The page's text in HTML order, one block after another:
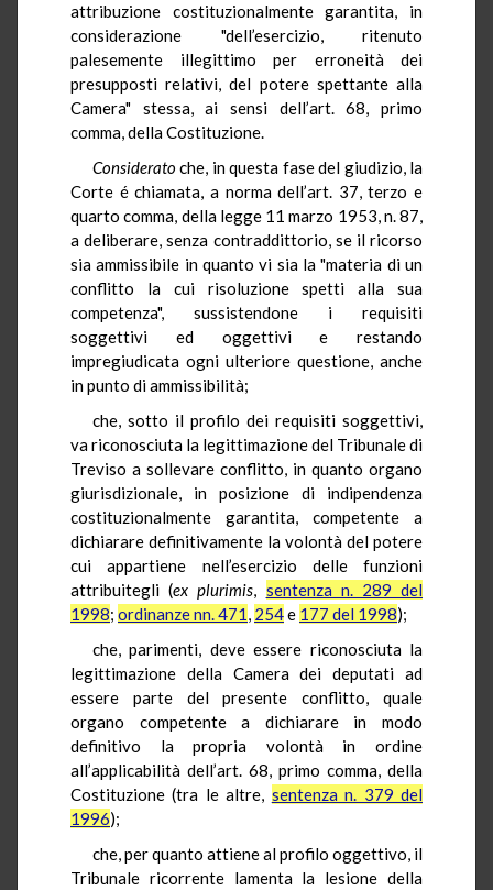
attribuzione costituzionalmente garantita, in
considerazione "dell’esercizio, ritenuto
palesemente illegittimo per erroneità dei
presupposti relativi, del potere spettante alla
Camera" stessa, ai sensi dell’art. 68, primo
comma, della Costituzione.
Consideratoche, in questa fase del giudizio, la
Corte é chiamata, a norma dell’art. 37, terzo e
quarto comma, della legge 11 marzo 1953, n. 87,
a deliberare, senza contraddittorio, se il ricorso
sia ammissibile in quanto vi sia la "materia di un
conflitto la cui risoluzione spetti alla sua
competenza", sussistendone i requisiti
soggettivi ed oggettivi e restando
impregiudicata ogni ulteriore questione, anche
in punto di ammissibilità;
che, sotto il profilo dei requisiti soggettivi,
va riconosciuta la legittimazione del Tribunale di
Treviso a sollevare conflitto, in quanto organo
giurisdizionale, in posizione di indipendenza
costituzionalmente garantita, competente a
dichiarare definitivamente la volontà del potere
cui appartiene nell’esercizio delle funzioni
attribuitegli (ex plurimis, sentenza n. 289 del
1998; ordinanze nn. 471, 254e 177 del 1998);
che, parimenti, deve essere riconosciuta la
legittimazione della Camera dei deputati ad
essere parte del presente conflitto, quale
organo competente a dichiarare in modo
definitivo la propria volontà in ordine
all’applicabilità dell’art. 68, primo comma, della
Costituzione (tra le altre, sentenza n. 379 del
1996);
che, per quanto attiene al profilo oggettivo, il
Tribunale ricorrente lamenta la lesione della